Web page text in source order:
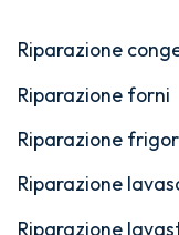
Riparazione
Riparazione forni
Riparazione
Riparazione
Riparazione